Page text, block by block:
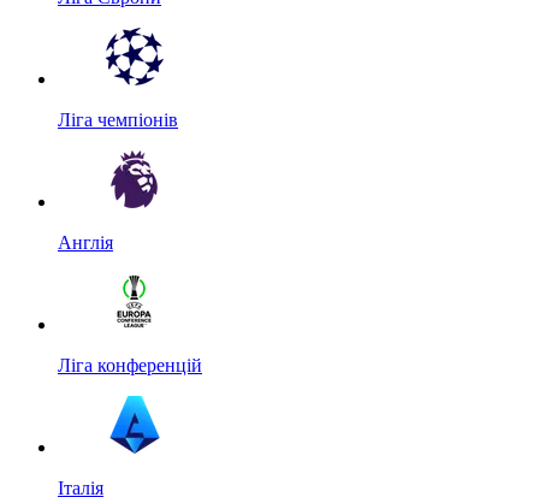
Ліга чемпіонів
Англія
Ліга конференцій
Італія